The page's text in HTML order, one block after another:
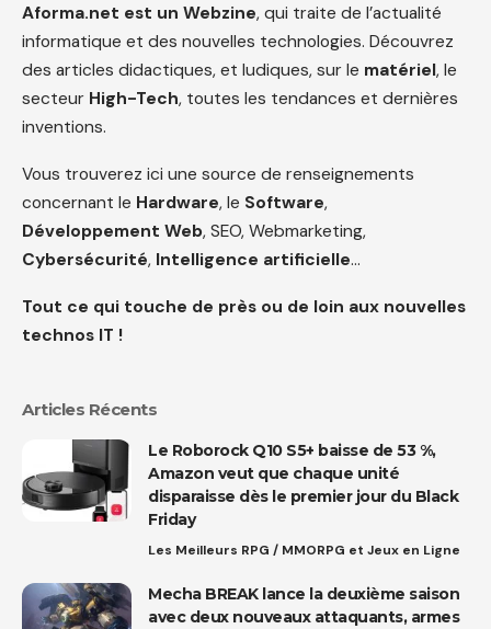
Aforma.net est un Webzine, qui traite de l’actualité
informatique et des nouvelles technologies. Découvrez
des articles didactiques, et ludiques, sur le matériel, le
secteur High-Tech, toutes les tendances et dernières
inventions.
Vous trouverez ici une source de renseignements
concernant le Hardware, le Software,
Développement Web, SEO, Webmarketing,
Cybersécurité, Intelligence artificielle…
Tout ce qui touche de près ou de loin aux nouvelles
technos IT !
Articles Récents
Le Roborock Q10 S5+ baisse de 53 %,
Amazon veut que chaque unité
disparaisse dès le premier jour du Black
Friday
Les Meilleurs RPG / MMORPG et Jeux en Ligne
Mecha BREAK lance la deuxième saison
avec deux nouveaux attaquants, armes